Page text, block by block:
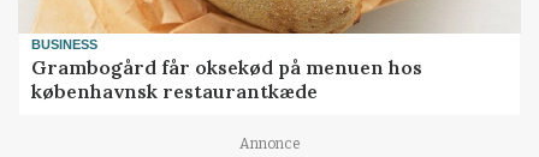
BUSINESS
Grambogård får oksekød på menuen hos
københavnsk restaurantkæde
Annonce